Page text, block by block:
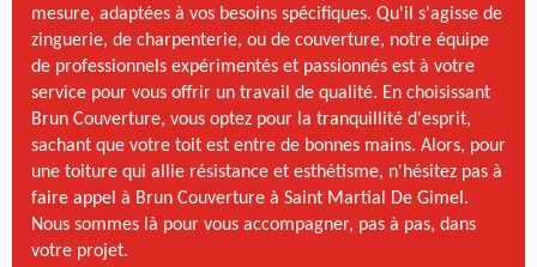
mesure, adaptées à vos besoins spécifiques. Qu'il s'agisse de
zinguerie, de charpenterie, ou de couverture, notre équipe
de professionnels expérimentés et passionnés est à votre
service pour vous offrir un travail de qualité. En choisissant
Brun Couverture, vous optez pour la tranquillité d'esprit,
sachant que votre toit est entre de bonnes mains. Alors, pour
une toiture qui allie résistance et esthétisme, n'hésitez pas à
faire appel à Brun Couverture à Saint Martial De Gimel.
Nous sommes là pour vous accompagner, pas à pas, dans
votre projet.